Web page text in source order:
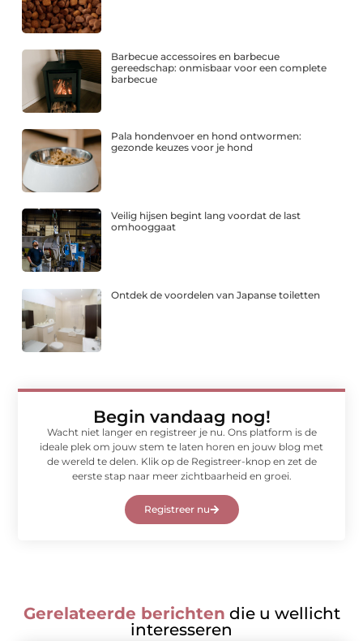
Barbecue accessoires en barbecue
gereedschap: onmisbaar voor een complete
barbecue
Pala hondenvoer en hond ontwormen:
gezonde keuzes voor je hond
Veilig hijsen begint lang voordat de last
omhooggaat
Ontdek de voordelen van Japanse toiletten
Begin vandaag nog!
Wacht niet langer en registreer je nu. Ons platform is de
ideale plek om jouw stem te laten horen en jouw blog met
de wereld te delen. Klik op de Registreer-knop en zet de
eerste stap naar meer zichtbaarheid en groei.
Registreer nu
Gerelateerde berichten die u wellicht
interesseren